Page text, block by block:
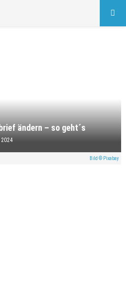
ändern – so geht´s
Bild © Pixabay